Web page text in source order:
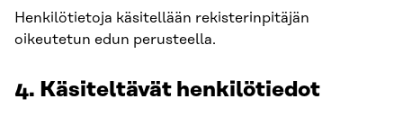
Henkilötietoja käsitellään rekisterinpitäjän
oikeutetun edun perusteella.
4. Käsiteltävät henkilötiedot